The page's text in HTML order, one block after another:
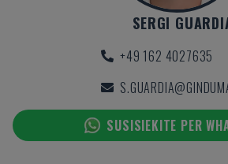
SERGI
+49 162 4027635
SUSISIEKITE PER